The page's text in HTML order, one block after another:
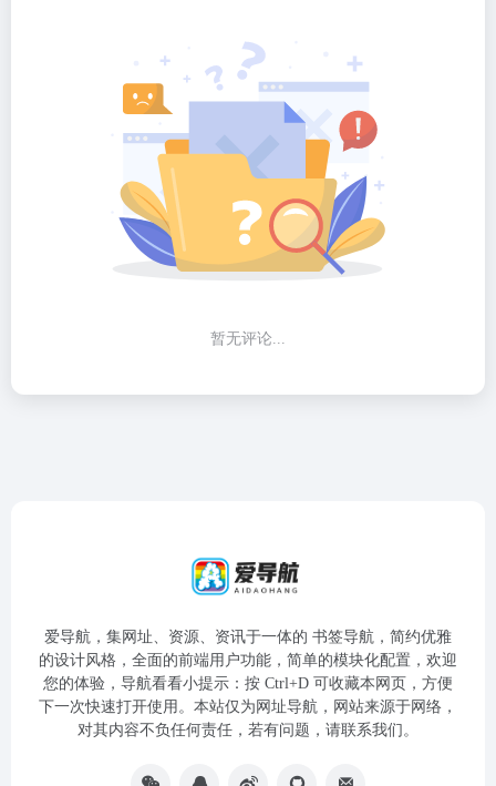
暂无评论...
爱导航，集网址、资源、资讯于一体的 书签导航，简约优雅
的设计风格，全面的前端用户功能，简单的模块化配置，欢迎
您的体验，导航看看小提示：按 Ctrl+D 可收藏本网页，方便
下一次快速打开使用。本站仅为网址导航，网站来源于网络，
对其内容不负任何责任，若有问题，请联系我们。